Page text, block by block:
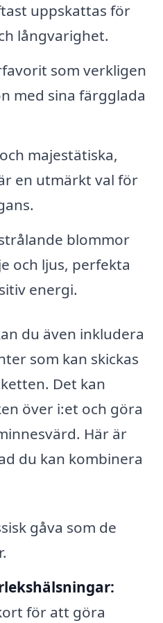
uppskattas för
långvarighet.
som verkligen
med sina färgglada
majestätiska,
en utmärkt val för
blommor
och ljus, perfekta
energi.
du även inkludera
som kan skickas
Det kan
över i:et och göra
Här är
du kan kombinera
gåva som de
för att göra